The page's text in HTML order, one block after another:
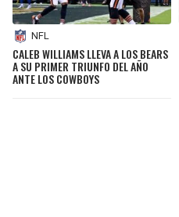
NFL
CALEB WILLIAMS LLEVA A LOS BEARS
A SU PRIMER TRIUNFO DEL AÑO
ANTE LOS COWBOYS